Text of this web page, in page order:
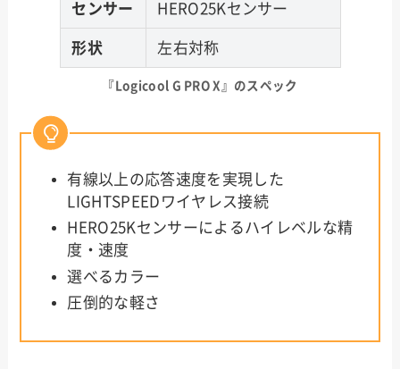
センサー HERO25Kセンサー
形状 左右対称
『Logicool G PRO X 』のスペック
有線以上の応答速度を実現した
LIGHTSPEEDワイヤレス接続
HERO25Kセンサーによるハイレベルな精
度・速度
選べるカラー
圧倒的な軽さ